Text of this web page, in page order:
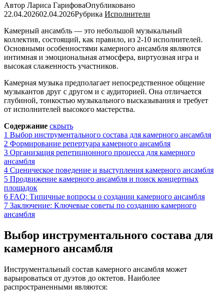
Автор Лариса ГарифоваОпубликовано
22.04.202602.04.2026Рубрика Исполнители
Камерный ансамбль — это небольшой музыкальный
коллектив, состоящий, как правило, из 2-10 исполнителей.
Основными особенностями камерного ансамбля являются
интимная и эмоциональная атмосфера, виртуозная игра и
высокая слаженность участников.
Камерная музыка предполагает непосредственное общение
музыкантов друг с другом и с аудиторией. Она отличается
глубиной, тонкостью музыкального высказывания и требует
от исполнителей высокого мастерства.
Содержание скрыть
1 Выбор инструментального состава для камерного ансамбля
2 Формирование репертуара камерного ансамбля
3 Организация репетиционного процесса для камерного
ансамбля
4 Сценическое поведение и выступления камерного ансамбля
5 Продвижение камерного ансамбля и поиск концертных
площадок
6 FAQ: Типичные вопросы о создании камерного ансамбля
7 Заключение: Ключевые советы по созданию камерного
ансамбля
Выбор инструментального состава для
камерного ансамбля
Инструментальный состав камерного ансамбля может
варьироваться от дуэтов до октетов. Наиболее
распространенными являются: